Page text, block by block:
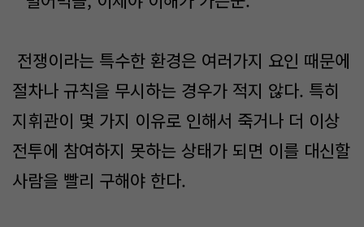
전쟁이라는 특수한 환경은 여러가지 요인 때문에
절차나 규칙을 무시하는 경우가 적지 않다. 특히
지휘관이 몇 가지 이유로 인해서 죽거나 더 이상
전투에 참여하지 못하는 상태가 되면 이를 대신할
사람을 빨리 구해야 한다.